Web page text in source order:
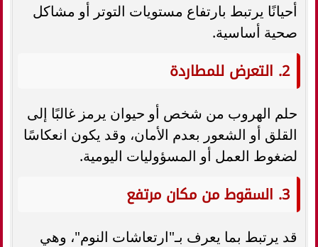
أحيانًا يرتبط بارتفاع مستويات التوتر أو مشاكل
صحية أساسية.
2. التعرض للمطاردة
حلم الهروب من شخص أو حيوان يرمز غالبًا إلى
القلق أو الشعور بعدم الأمان، وقد يكون انعكاسًا
لضغوط العمل أو المسؤوليات اليومية.
3. السقوط من مكان مرتفع
قد يرتبط بما يعرف بـ"ارتعاشات النوم"، وهي